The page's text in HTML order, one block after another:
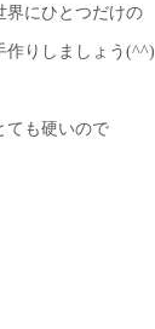
界にひとつだけの
作りしましょう(^^)
ても硬いので